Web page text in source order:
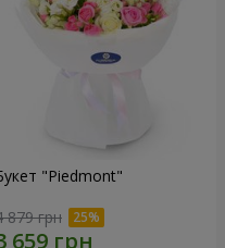
"Piedmont"
879 грн